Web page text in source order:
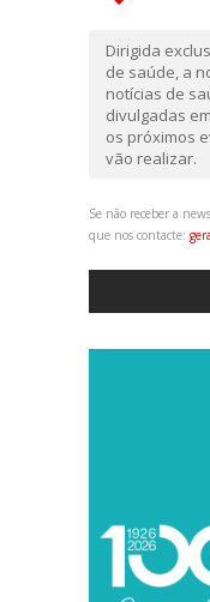
Dirigida
de saúde, a
notícias de
divulgadas
os próximos
vão realizar.
Se não receber a
que nos contacte: